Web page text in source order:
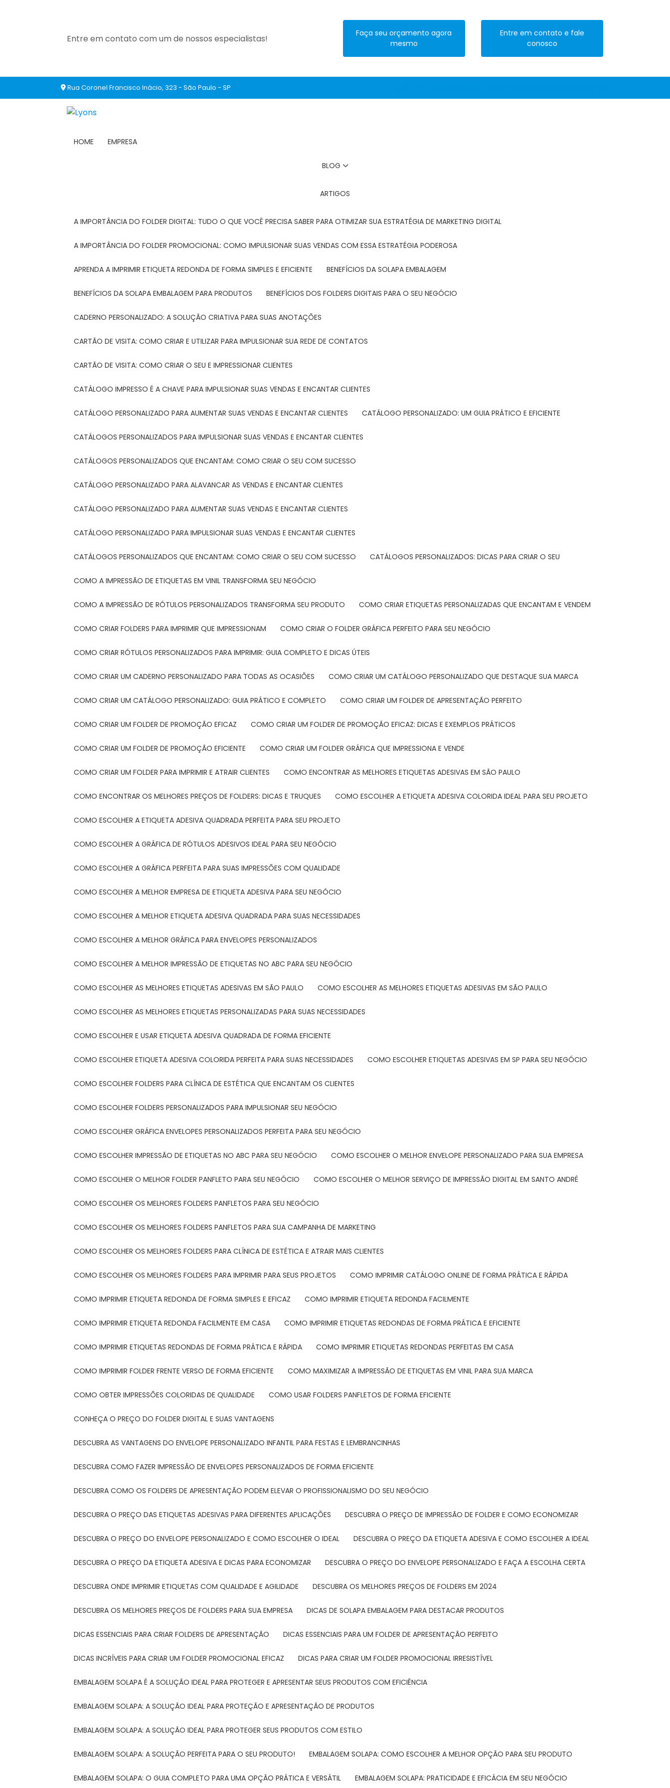
Entre em contato com um de nossos especialistas!
Faça seu orçamento agora
mesmo
Entre em contato e fale
conosco
Rua Coronel Francisco Inácio, 323 - São Paulo - SP
HOME EMPRESA
BLOG
ARTIGOS
A IMPORTÂNCIA DO FOLDER DIGITAL: TUDO O QUE VOCÊ PRECISA SABER PARA OTIMIZAR SUA ESTRATÉGIA DE MARKETING DIGITAL
A IMPORTÂNCIA DO FOLDER PROMOCIONAL: COMO IMPULSIONAR SUAS VENDAS COM ESSA ESTRATÉGIA PODEROSA
APRENDA A IMPRIMIR ETIQUETA REDONDA DE FORMA SIMPLES E EFICIENTE BENEFÍCIOS DA SOLAPA EMBALAGEM
BENEFÍCIOS DA SOLAPA EMBALAGEM PARA PRODUTOS BENEFÍCIOS DOS FOLDERS DIGITAIS PARA O SEU NEGÓCIO
CADERNO PERSONALIZADO: A SOLUÇÃO CRIATIVA PARA SUAS ANOTAÇÕES
CARTÃO DE VISITA: COMO CRIAR E UTILIZAR PARA IMPULSIONAR SUA REDE DE CONTATOS
CARTÃO DE VISITA: COMO CRIAR O SEU E IMPRESSIONAR CLIENTES
CATÁLOGO IMPRESSO É A CHAVE PARA IMPULSIONAR SUAS VENDAS E ENCANTAR CLIENTES
CATÁLOGO PERSONALIZADO PARA AUMENTAR SUAS VENDAS E ENCANTAR CLIENTES CATÁLOGO PERSONALIZADO: UM GUIA PRÁTICO E EFICIENTE
CATÁLOGOS PERSONALIZADOS PARA IMPULSIONAR SUAS VENDAS E ENCANTAR CLIENTES
CATÁLOGOS PERSONALIZADOS QUE ENCANTAM: COMO CRIAR O SEU COM SUCESSO
CATÁLOGO PERSONALIZADO PARA ALAVANCAR AS VENDAS E ENCANTAR CLIENTES
CATÁLOGO PERSONALIZADO PARA AUMENTAR SUAS VENDAS E ENCANTAR CLIENTES
CATÁLOGO PERSONALIZADO PARA IMPULSIONAR SUAS VENDAS E ENCANTAR CLIENTES
CATÁLOGOS PERSONALIZADOS QUE ENCANTAM: COMO CRIAR O SEU COM SUCESSO CATÁLOGOS PERSONALIZADOS: DICAS PARA CRIAR O SEU
COMO A IMPRESSÃO DE ETIQUETAS EM VINIL TRANSFORMA SEU NEGÓCIO
COMO A IMPRESSÃO DE RÓTULOS PERSONALIZADOS TRANSFORMA SEU PRODUTO COMO CRIAR ETIQUETAS PERSONALIZADAS QUE ENCANTAM E VENDEM
COMO CRIAR FOLDERS PARA IMPRIMIR QUE IMPRESSIONAM COMO CRIAR O FOLDER GRÁFICA PERFEITO PARA SEU NEGÓCIO
COMO CRIAR RÓTULOS PERSONALIZADOS PARA IMPRIMIR: GUIA COMPLETO E DICAS ÚTEIS
COMO CRIAR UM CADERNO PERSONALIZADO PARA TODAS AS OCASIÕES COMO CRIAR UM CATÁLOGO PERSONALIZADO QUE DESTAQUE SUA MARCA
COMO CRIAR UM CATÁLOGO PERSONALIZADO: GUIA PRÁTICO E COMPLETO COMO CRIAR UM FOLDER DE APRESENTAÇÃO PERFEITO
COMO CRIAR UM FOLDER DE PROMOÇÃO EFICAZ COMO CRIAR UM FOLDER DE PROMOÇÃO EFICAZ: DICAS E EXEMPLOS PRÁTICOS
COMO CRIAR UM FOLDER DE PROMOÇÃO EFICIENTE COMO CRIAR UM FOLDER GRÁFICA QUE IMPRESSIONA E VENDE
COMO CRIAR UM FOLDER PARA IMPRIMIR E ATRAIR CLIENTES COMO ENCONTRAR AS MELHORES ETIQUETAS ADESIVAS EM SÃO PAULO
COMO ENCONTRAR OS MELHORES PREÇOS DE FOLDERS: DICAS E TRUQUES COMO ESCOLHER A ETIQUETA ADESIVA COLORIDA IDEAL PARA SEU PROJETO
COMO ESCOLHER A ETIQUETA ADESIVA QUADRADA PERFEITA PARA SEU PROJETO
COMO ESCOLHER A GRÁFICA DE RÓTULOS ADESIVOS IDEAL PARA SEU NEGÓCIO
COMO ESCOLHER A GRÁFICA PERFEITA PARA SUAS IMPRESSÕES COM QUALIDADE
COMO ESCOLHER A MELHOR EMPRESA DE ETIQUETA ADESIVA PARA SEU NEGÓCIO
COMO ESCOLHER A MELHOR ETIQUETA ADESIVA QUADRADA PARA SUAS NECESSIDADES
COMO ESCOLHER A MELHOR GRÁFICA PARA ENVELOPES PERSONALIZADOS
COMO ESCOLHER A MELHOR IMPRESSÃO DE ETIQUETAS NO ABC PARA SEU NEGÓCIO
COMO ESCOLHER AS MELHORES ETIQUETAS ADESIVAS EM SÃO PAULO COMO ESCOLHER AS MELHORES ETIQUETAS ADESIVAS EM SÃO PAULO
COMO ESCOLHER AS MELHORES ETIQUETAS PERSONALIZADAS PARA SUAS NECESSIDADES
COMO ESCOLHER E USAR ETIQUETA ADESIVA QUADRADA DE FORMA EFICIENTE
COMO ESCOLHER ETIQUETA ADESIVA COLORIDA PERFEITA PARA SUAS NECESSIDADES COMO ESCOLHER ETIQUETAS ADESIVAS EM SP PARA SEU NEGÓCIO
COMO ESCOLHER FOLDERS PARA CLÍNICA DE ESTÉTICA QUE ENCANTAM OS CLIENTES
COMO ESCOLHER FOLDERS PERSONALIZADOS PARA IMPULSIONAR SEU NEGÓCIO
COMO ESCOLHER GRÁFICA ENVELOPES PERSONALIZADOS PERFEITA PARA SEU NEGÓCIO
COMO ESCOLHER IMPRESSÃO DE ETIQUETAS NO ABC PARA SEU NEGÓCIO COMO ESCOLHER O MELHOR ENVELOPE PERSONALIZADO PARA SUA EMPRESA
COMO ESCOLHER O MELHOR FOLDER PANFLETO PARA SEU NEGÓCIO COMO ESCOLHER O MELHOR SERVIÇO DE IMPRESSÃO DIGITAL EM SANTO ANDRÉ
COMO ESCOLHER OS MELHORES FOLDERS PANFLETOS PARA SEU NEGÓCIO
COMO ESCOLHER OS MELHORES FOLDERS PANFLETOS PARA SUA CAMPANHA DE MARKETING
COMO ESCOLHER OS MELHORES FOLDERS PARA CLÍNICA DE ESTÉTICA E ATRAIR MAIS CLIENTES
COMO ESCOLHER OS MELHORES FOLDERS PARA IMPRIMIR PARA SEUS PROJETOS COMO IMPRIMIR CATÁLOGO ONLINE DE FORMA PRÁTICA E RÁPIDA
COMO IMPRIMIR ETIQUETA REDONDA DE FORMA SIMPLES E EFICAZ COMO IMPRIMIR ETIQUETA REDONDA FACILMENTE
COMO IMPRIMIR ETIQUETA REDONDA FACILMENTE EM CASA COMO IMPRIMIR ETIQUETAS REDONDAS DE FORMA PRÁTICA E EFICIENTE
COMO IMPRIMIR ETIQUETAS REDONDAS DE FORMA PRÁTICA E RÁPIDA COMO IMPRIMIR ETIQUETAS REDONDAS PERFEITAS EM CASA
COMO IMPRIMIR FOLDER FRENTE VERSO DE FORMA EFICIENTE COMO MAXIMIZAR A IMPRESSÃO DE ETIQUETAS EM VINIL PARA SUA MARCA
COMO OBTER IMPRESSÕES COLORIDAS DE QUALIDADE COMO USAR FOLDERS PANFLETOS DE FORMA EFICIENTE
CONHEÇA O PREÇO DO FOLDER DIGITAL E SUAS VANTAGENS
DESCUBRA AS VANTAGENS DO ENVELOPE PERSONALIZADO INFANTIL PARA FESTAS E LEMBRANCINHAS
DESCUBRA COMO FAZER IMPRESSÃO DE ENVELOPES PERSONALIZADOS DE FORMA EFICIENTE
DESCUBRA COMO OS FOLDERS DE APRESENTAÇÃO PODEM ELEVAR O PROFISSIONALISMO DO SEU NEGÓCIO
DESCUBRA O PREÇO DAS ETIQUETAS ADESIVAS PARA DIFERENTES APLICAÇÕES DESCUBRA O PREÇO DE IMPRESSÃO DE FOLDER E COMO ECONOMIZAR
DESCUBRA O PREÇO DO ENVELOPE PERSONALIZADO E COMO ESCOLHER O IDEAL DESCUBRA O PREÇO DA ETIQUETA ADESIVA E COMO ESCOLHER A IDEAL
DESCUBRA O PREÇO DA ETIQUETA ADESIVA E DICAS PARA ECONOMIZAR DESCUBRA O PREÇO DO ENVELOPE PERSONALIZADO E FAÇA A ESCOLHA CERTA
DESCUBRA ONDE IMPRIMIR ETIQUETAS COM QUALIDADE E AGILIDADE DESCUBRA OS MELHORES PREÇOS DE FOLDERS EM 2024
DESCUBRA OS MELHORES PREÇOS DE FOLDERS PARA SUA EMPRESA DICAS DE SOLAPA EMBALAGEM PARA DESTACAR PRODUTOS
DICAS ESSENCIAIS PARA CRIAR FOLDERS DE APRESENTAÇÃO DICAS ESSENCIAIS PARA UM FOLDER DE APRESENTAÇÃO PERFEITO
DICAS INCRÍVEIS PARA CRIAR UM FOLDER PROMOCIONAL EFICAZ DICAS PARA CRIAR UM FOLDER PROMOCIONAL IRRESISTÍVEL
EMBALAGEM SOLAPA É A SOLUÇÃO IDEAL PARA PROTEGER E APRESENTAR SEUS PRODUTOS COM EFICIÊNCIA
EMBALAGEM SOLAPA: A SOLUÇÃO IDEAL PARA PROTEÇÃO E APRESENTAÇÃO DE PRODUTOS
EMBALAGEM SOLAPA: A SOLUÇÃO IDEAL PARA PROTEGER SEUS PRODUTOS COM ESTILO
EMBALAGEM SOLAPA: A SOLUÇÃO PERFEITA PARA O SEU PRODUTO! EMBALAGEM SOLAPA: COMO ESCOLHER A MELHOR OPÇÃO PARA SEU PRODUTO
EMBALAGEM SOLAPA: O GUIA COMPLETO PARA UMA OPÇÃO PRÁTICA E VERSÁTIL EMBALAGEM SOLAPA: PRATICIDADE E EFICÁCIA EM SEU NEGÓCIO